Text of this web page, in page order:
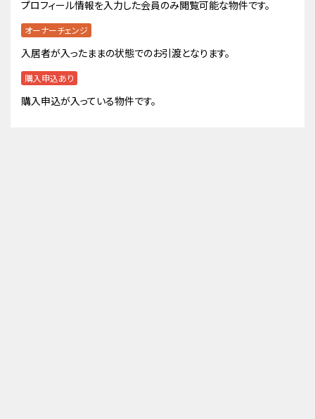
プロフィール情報を入力した会員のみ閲覧可能な物件です。
オーナーチェンジ
入居者が入ったままの状態でのお引渡となります。
購入申込あり
購入申込が入っている物件です。